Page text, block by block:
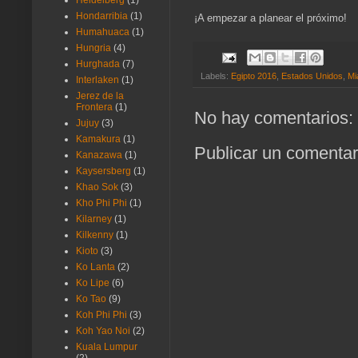
¡A empezar a planear el próximo!
Labels: Egipto 2016, Estados Unidos,
No hay comentarios:
Publicar un
Hondarribia (1)
Humahuaca (1)
Hungria (4)
Hurghada (7)
Interlaken (1)
Jerez de la
Frontera (1)
Jujuy (3)
Kamakura (1)
Kanazawa (1)
Kaysersberg (1)
Khao Sok (3)
Kho Phi Phi (1)
Kilarney (1)
Kilkenny (1)
Kioto (3)
Ko Lanta (2)
Ko Lipe (6)
Ko Tao (9)
Koh Phi Phi (3)
Koh Yao Noi (2)
Kuala Lumpur